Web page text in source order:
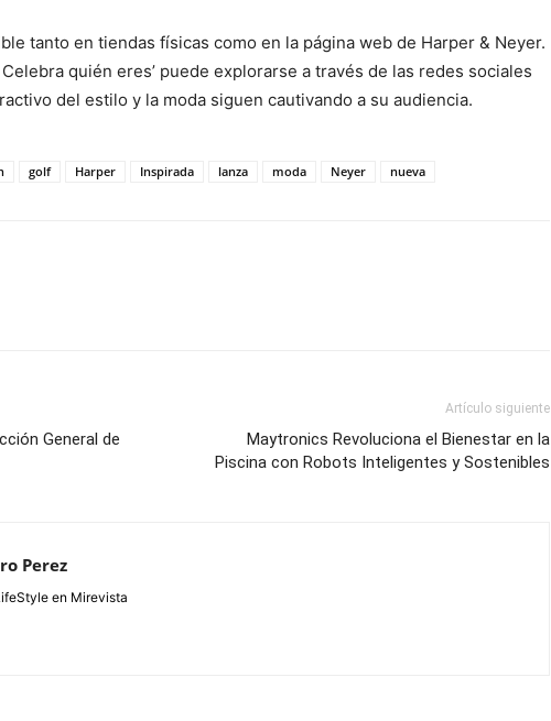
tanto en tiendas físicas como en la página web de Harper & Neyer.
quién eres’ puede explorarse a través de las redes sociales
del estilo y la moda siguen cautivando a su audiencia.
golf Harper Inspirada lanza moda Neyer nueva
General de
Artículo siguiente
Maytronics Revoluciona el Bienestar en la
Piscina con Robots Inteligentes y Sostenibles
Perez
en Mirevista